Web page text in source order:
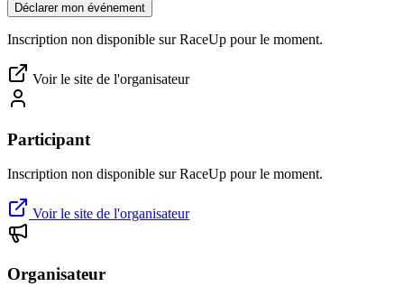
Déclarer mon événement
Inscription non disponible sur RaceUp pour le moment.
Voir le site de l'organisateur
Participant
Inscription non disponible sur RaceUp pour le moment.
Voir le site de l'organisateur
Organisateur